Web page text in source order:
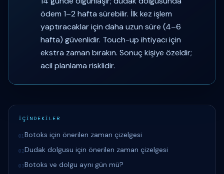
ödem 1–2 hafta sürebilir. İlk kez işlem
yaptıracaklar için daha uzun süre (4–6
hafta) güvenlidir. Touch-up ihtiyacı için
ekstra zaman bırakın. Sonuç kişiye özeldir;
acil planlama risklidir.
İÇİNDEKİLER
01Botoks için önerilen zaman çizelgesi
02Dudak dolgusu için önerilen zaman çizelgesi
03Botoks ve dolgu aynı gün mü?